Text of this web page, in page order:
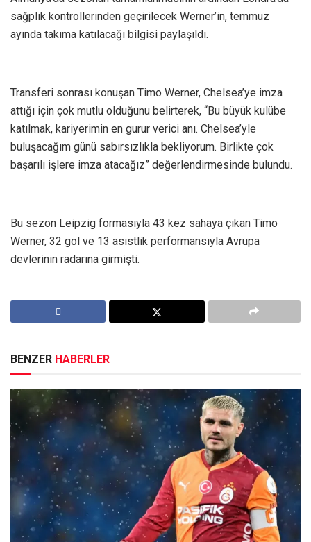
sağplık kontrollerinden geçirilecek Werner’in, temmuz
ayında takıma katılacağı bilgisi paylaşıldı.
Transferi sonrası konuşan Timo Werner, Chelsea’ye imza
attığı için çok mutlu olduğunu belirterek, “Bu büyük kulübe
katılmak, kariyerimin en gurur verici anı. Chelsea’yle
buluşacağım günü sabırsızlıkla bekliyorum. Birlikte çok
başarılı işlere imza atacağız” değerlendirmesinde bulundu.
Bu sezon Leipzig formasıyla 43 kez sahaya çıkan Timo
Werner, 32 gol ve 13 asistlik performansıyla Avrupa
devlerinin radarına girmişti.
BENZER HABERLER